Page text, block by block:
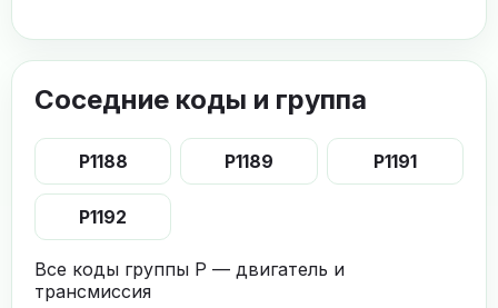
Соседние коды и группа
P1188 P1189 P1191
P1192
Все коды группы P — двигатель и
трансмиссия